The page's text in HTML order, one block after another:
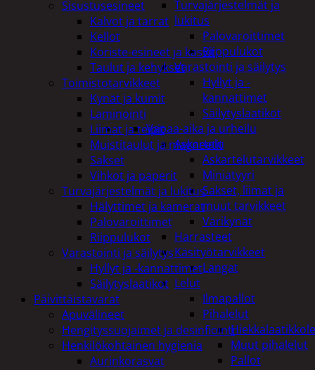
Turvajärjestelmät ja
lukitus
Palovaroittimet
Riippulukot
Varastointi ja säilytys
Hyllyt ja -
kannattimet
Säilytyslaatikot
Vapaa-aika ja urheilu
Askartelu
Askartelutarvikkeet
Miniatyyri
Sakset, liimat ja
muut tarvikkeet
Värikynät
Harrasteet
Käsityötarvikkeet
Langat
Lelut
Ilmapallot
Pihalelut
Muut pihalelut
Pallot
Sisustusesineet
Kalvot ja tarrat
Kellot
Koriste-esineet ja kasvit
Taulut ja kehykset
Toimistotarvikkeet
Kynät ja kumit
Laminointi
Liimat ja teipit
Muistitaulut ja magneetit
Sakset
Vihkot ja paperit
Turvajärjestelmät ja lukitus
Hälyttimet ja kamerat
Palovaroittimet
Riippulukot
Varastointi ja säilytys
Hyllyt ja -kannattimet
Säilytyslaatikot
Päivittäistavarat
Apuvälineet
Hengityssuojaimet ja desinfiointi
Henkilökohtainen hygienia
Aurinkorasvat